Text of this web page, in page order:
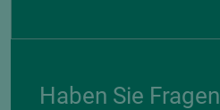
Haben Sie Fragen